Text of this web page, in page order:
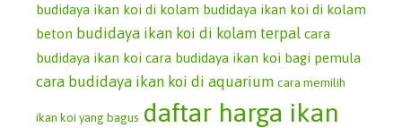
budidaya ikan koi di kolam budidaya ikan koi di kolam
beton budidaya ikan koi di kolam terpal cara
budidaya ikan koi cara budidaya ikan koi bagi pemula
cara budidaya ikan koi di aquarium cara memilih
ikan koi yang bagus daftar harga ikan